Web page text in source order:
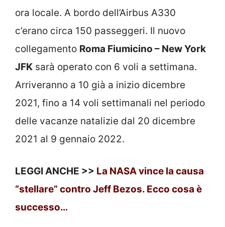
ora locale. A bordo dell’Airbus A330
c’erano circa 150 passeggeri. Il nuovo
collegamento Roma Fiumicino – New York
JFK sarà operato con 6 voli a settimana.
Arriveranno a 10 già a inizio dicembre
2021, fino a 14 voli settimanali nel periodo
delle vacanze natalizie dal 20 dicembre
2021 al 9 gennaio 2022.
LEGGI ANCHE >> La NASA vince la causa
“stellare” contro Jeff Bezos. Ecco cosa è
successo…